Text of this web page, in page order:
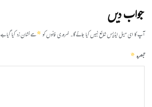
جواب دیں
آپ کا ای میل ایڈریس شائع نہیں کیا جائے گا۔ضروری خانوں کو*سے نشان زد کیا گیا ہے
تبصرہ*